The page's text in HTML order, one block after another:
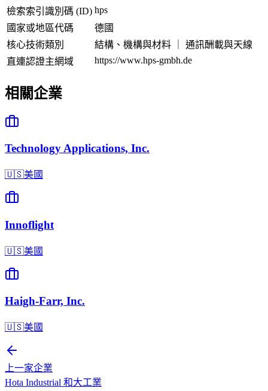
檢索索引識別碼 (ID) hps
國家或地區代碼
德國
核心技術類別
結構、機構與材料 ｜ 通訊酬載與天線
直連認證主網域
https://www.hps-gmbh.de
相關企業
Technology Applications, Inc.
🇺🇸美國
Innoflight
🇺🇸美國
Haigh-Farr, Inc.
🇺🇸美國
上一家企業
Hota Industrial 和大工業